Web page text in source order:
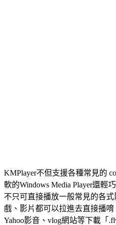
KMPlayer不但支援各種常見的
軟的Windows Media Player還輕
不只可直接播放一般常見的各
戲、影片都可以拉進去直接播唷
Yahoo影音、vlog網站等下載「